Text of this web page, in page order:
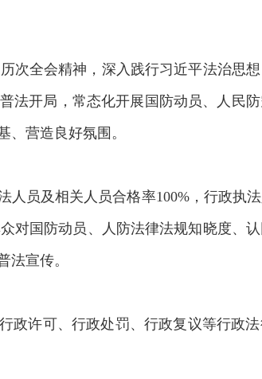
次全会精神，深入践行习近平法治思
法开局，常态化开展国防动员、人民
营造良好氛围。
员及相关人员合格率100%，行政执
对国防动员、人防法律法规知晓度、
法宣传。
政许可、行政处罚、行政复议等行政